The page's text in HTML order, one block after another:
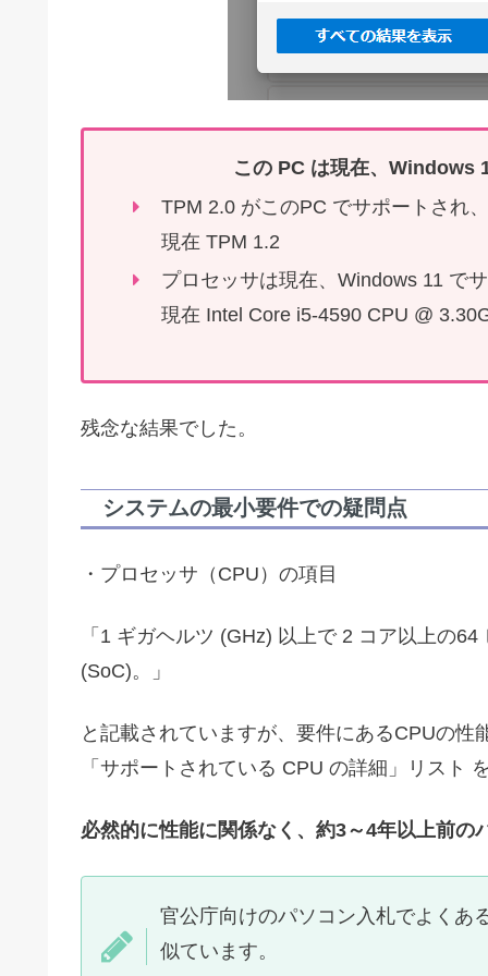
この PC は現在、Windows
TPM 2.0 がこのPC でサポートされ
現在 TPM 1.2
プロセッサは現在、Windows 11 で
現在 Intel Core i5-4590 CPU @
残念な結果でした。
システムの最小要件での疑問点
・プロセッサ（CPU）の項目
「1 ギガヘルツ (GHz) 以上で 2 コア以上の
(SoC)。」
と記載されていますが、要件にあるCPUの
「サポートされている CPU の詳細」リスト
必然的に性能に関係なく、約3～4年以上前の
官公庁向けのパソコン入札でよくあ
似ています。